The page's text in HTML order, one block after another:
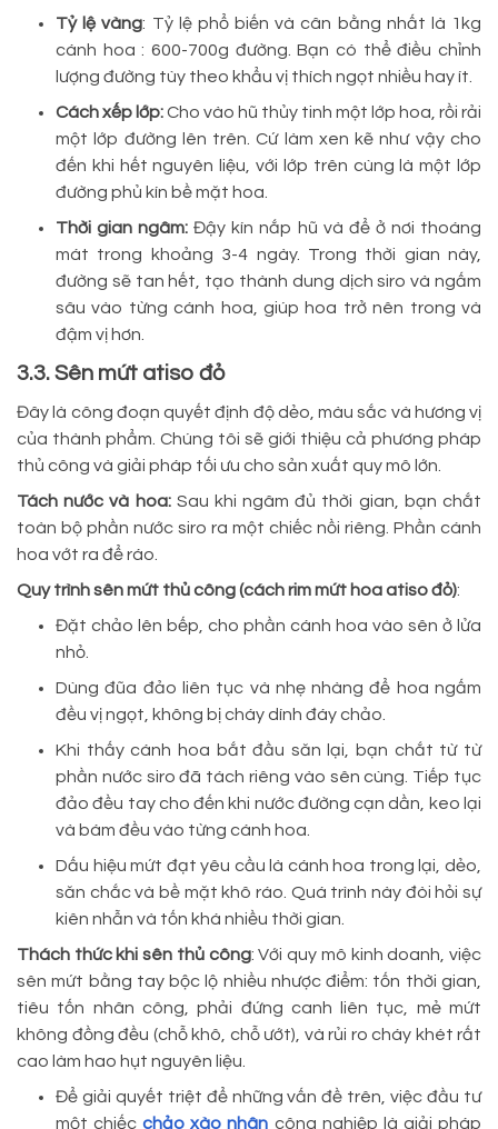
Tỷ lệ vàng: Tỷ lệ phổ biến và cân bằng nhất là 1kg
cánh hoa : 600-700g đường. Bạn có thể điều chỉnh
lượng đường tùy theo khẩu vị thích ngọt nhiều hay ít.
Cách xếp lớp:Cho vào hũ thủy tinh một lớp hoa, rồi rải
một lớp đường lên trên. Cứ làm xen kẽ như vậy cho
đến khi hết nguyên liệu, với lớp trên cùng là một lớp
đường phủ kín bề mặt hoa.
Thời gian ngâm: Đậy kín nắp hũ và để ở nơi thoáng
mát trong khoảng 3-4 ngày. Trong thời gian này,
đường sẽ tan hết, tạo thành dung dịch siro và ngấm
sâu vào từng cánh hoa, giúp hoa trở nên trong và
đậm vị hơn.
3.3. Sên mứt atiso đỏ
Đây là công đoạn quyết định độ dẻo, màu sắc và hương vị
của thành phẩm. Chúng tôi sẽ giới thiệu cả phương pháp
thủ công và giải pháp tối ưu cho sản xuất quy mô lớn.
Tách nước và hoa:Sau khi ngâm đủ thời gian, bạn chắt
toàn bộ phần nước siro ra một chiếc nồi riêng. Phần cánh
hoa vớt ra để ráo.
Quy trình sên mứt thủ công (cách rim mứt hoa atiso đỏ):
Đặt chảo lên bếp, cho phần cánh hoa vào sên ở lửa
nhỏ.
Dùng đũa đảo liên tục và nhẹ nhàng để hoa ngấm
đều vị ngọt, không bị cháy dính đáy chảo.
Khi thấy cánh hoa bắt đầu săn lại, bạn chắt từ từ
phần nước siro đã tách riêng vào sên cùng. Tiếp tục
đảo đều tay cho đến khi nước đường cạn dần, keo lại
và bám đều vào từng cánh hoa.
Dấu hiệu mứt đạt yêu cầu là cánh hoa trong lại, dẻo,
săn chắc và bề mặt khô ráo. Quá trình này đòi hỏi sự
kiên nhẫn và tốn khá nhiều thời gian.
Thách thức khi sên thủ công: Với quy mô kinh doanh, việc
sên mứt bằng tay bộc lộ nhiều nhược điểm: tốn thời gian,
tiêu tốn nhân công, phải đứng canh liên tục, mẻ mứt
không đồng đều (chỗ khô, chỗ ướt), và rủi ro cháy khét rất
cao làm hao hụt nguyên liệu.
Để giải quyết triệt để những vấn đề trên, việc đầu tư
một chiếcchảo xào nhân công nghiệp là giải pháp